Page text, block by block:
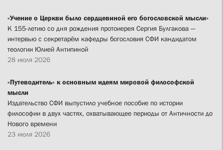
«Учение о Церкви было сердцевиной его богословской мысли»
К 155-летию со дня рождения протоиерея Сергия Булгакова —
интервью с секретарём кафедры богословия СФИ кандидатом
теологии Юлией Антипиной
28 июля 2026
«Путеводитель» к основным идеям мировой философской
мысли
Издательство СФИ выпустило учебное пособие по истории
философии в двух частях, охватывающее периоды от Античности до
Нового времени
23 июля 2026